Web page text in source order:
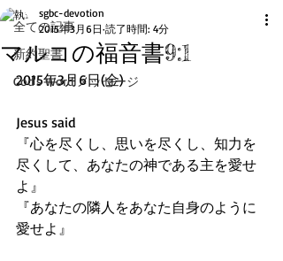
全ての記事
新約聖書
God's Word メッセージ
マルコの福音書9:1
sgbc-devotion
2015年3月6日 読了時間: 4分
2015年3月6日(金)
Jesus said
『心を尽くし、思いを尽くし、知力を
尽くして、あなたの神である主を愛せ
よ』
『あなたの隣人をあなた自身のように
愛せよ』